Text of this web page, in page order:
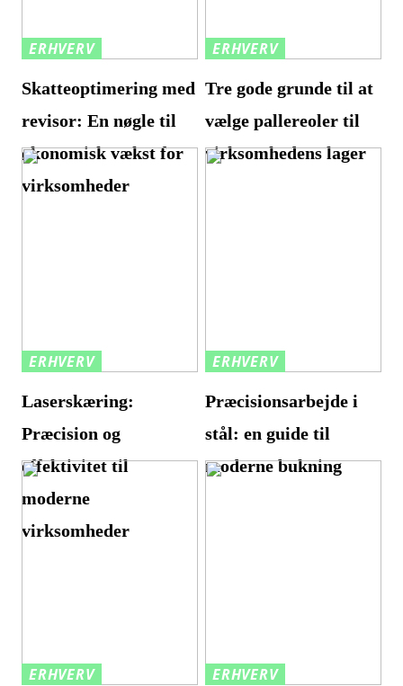
ERHVERV
Skatteoptimering med
revisor: En nøgle til
økonomisk vækst for
virksomheder
ERHVERV
Tre gode grunde til at
vælge pallereoler til
virksomhedens lager
ERHVERV
Laserskæring:
Præcision og
effektivitet til
moderne
virksomheder
ERHVERV
Præcisionsarbejde i
stål: en guide til
moderne bukning
ERHVERV ERHVERV